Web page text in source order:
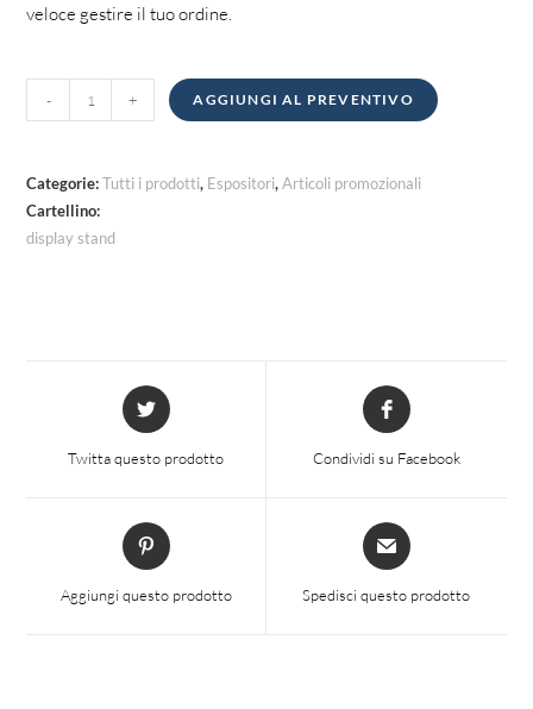
veloce gestire il tuo ordine.
Espositori
quantità
- + AGGIUNGI AL PREVENTIVO
Categorie:Tutti i prodotti, Espositori,Articoli promozionali
Cartellino:
display stand
Si
apre
una
finestra
Twitta questo prodotto
Si
apre
finestra
Condividi su Facebook
Si
apre
una
Aggiungi questo prodotto
Si
apre
una
Spedisci questo prodotto